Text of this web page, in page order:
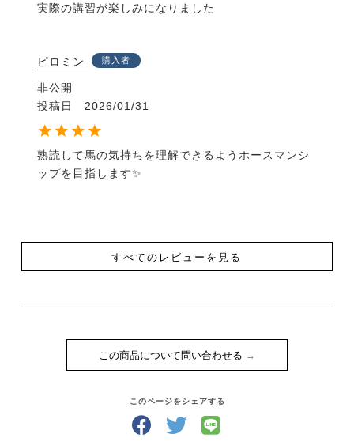
実際の講習が楽しみになりました
ピロミン 購入者
非公開
投稿日
2026/01/31
熟読して馬の気持ちを理解できるようホースマンシ
ップを目指します✨
すべてのレビューを見る
この商品について問い合わせる
このページをシェアする